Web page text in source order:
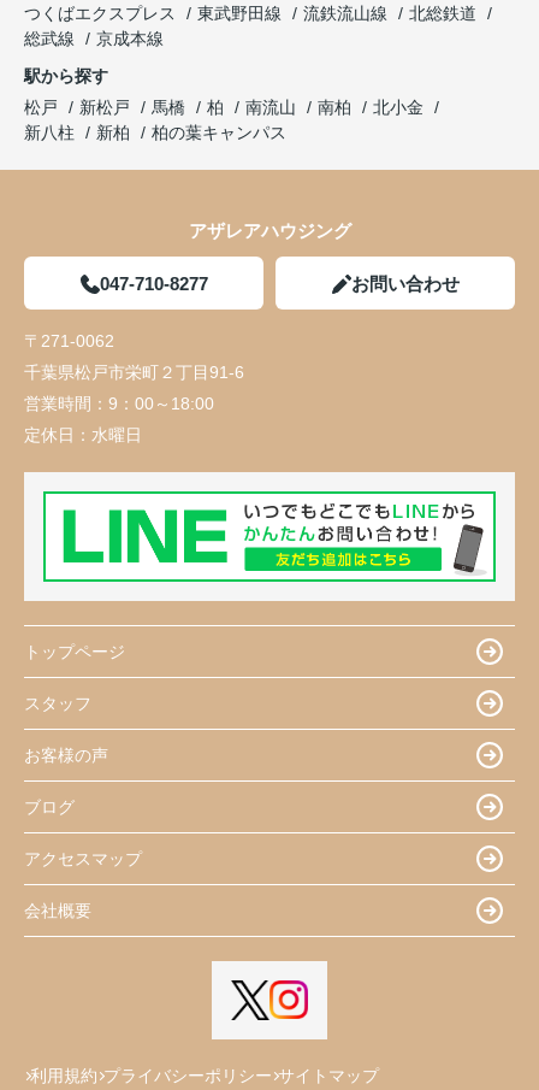
つくばエクスプレス
東武野田線 流鉄流山線
北総鉄道
総武線
京成本線
駅から探す
松戸
新松戸 馬橋 柏 南流山 南柏
北小金
新八柱
新柏 柏の葉キャンパス
アザレアハウジング
047-710-8277 お問い合わせ
〒271-0062
千葉県松戸市栄町２丁目91-6
営業時間： 9：00～18:00
定休日： 水曜日
トップページ
スタッフ
お客様の声
ブログ
アクセスマップ
会社概要
利用規約 プライバシーポリシー サイトマップ